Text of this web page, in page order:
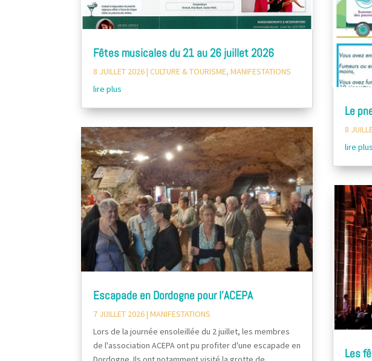
Fêtes musicales du 21 au 26 juillet 2026
8 JUILLET 2026|CULTURE & TOURISME,MANIFESTATIONS
lire plus
Escapade en Dordogne pour l’ACEPA
7 JUILLET 2026|MANIFESTATIONS
Lors de la journée ensoleillée du 2 juillet, les membres
de l'association ACEPA ont pu profiter d'une escapade en
Le
8
lire plus
Les